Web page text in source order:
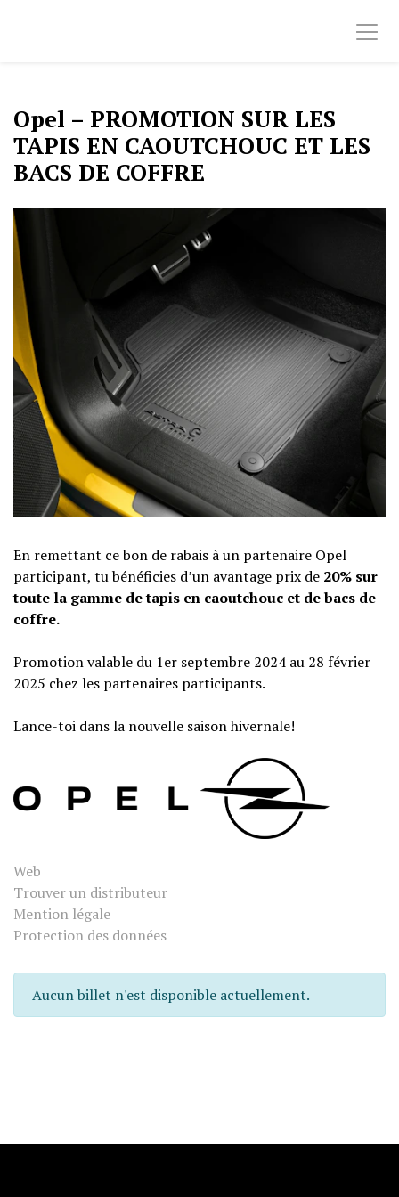
Opel – PROMOTION SUR LES
TAPIS EN CAOUTCHOUC ET LES
BACS DE COFFRE
En remettant ce bon de rabais à un partenaire Opel
participant, tu bénéficies d’un avantage prix de 20% sur
toute la gamme de tapis en caoutchouc et de bacs de
coffre.
Promotion valable du 1er septembre 2024 au 28 février
2025 chez les partenaires participants.
Lance-toi dans la nouvelle saison hivernale!
Web
Trouver un distributeur
Mention légale
Protection des données
Aucun billet n'est disponible actuellement.